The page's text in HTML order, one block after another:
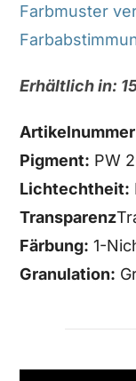
Farbmuster
Erhältlich in:
Pigment: PW
Lichtechtheit:
Transparenz
Färbung: 1-
Granulation: